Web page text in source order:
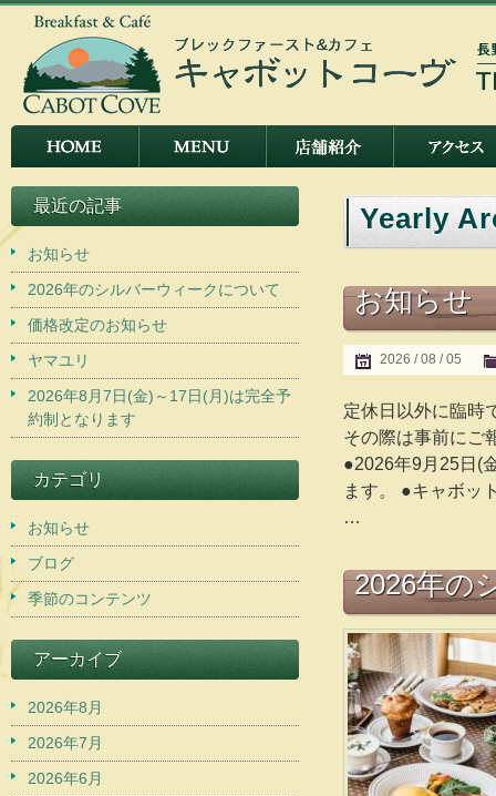
Yearly
お知らせ
2026 / 08 / 05
定休日以外に臨時
その際は事前にご
●2026年9月25日(
ます。 ●キャボッ
…
2026年の
最近の記事
お知らせ
2026年のシルバーウィークについて
価格改定のお知らせ
ヤマユリ
2026年8月7日(金)～17日(月)は完全予
約制となります
カテゴリ
お知らせ
ブログ
季節のコンテンツ
アーカイブ
2026年8月
2026年7月
2026年6月